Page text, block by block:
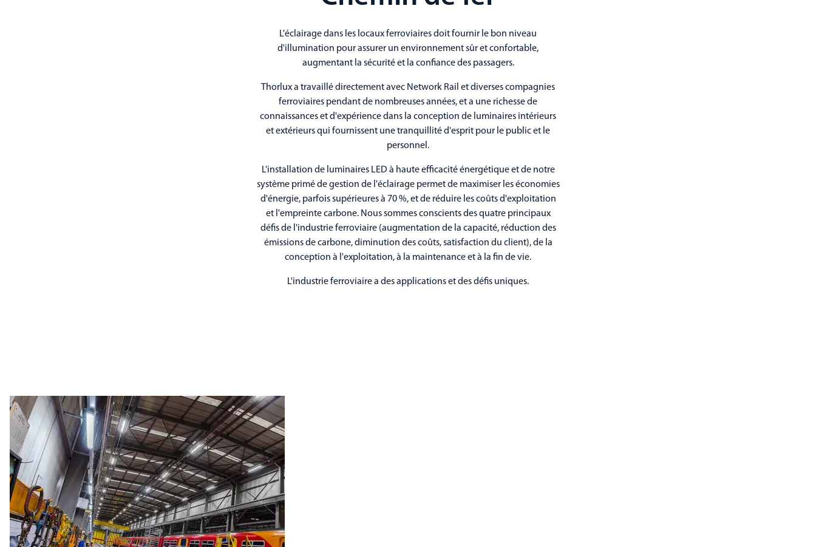
L'éclairage dans les locaux ferroviaires doit fournir le bon niveau
d'illumination pour assurer un environnement sûr et confortable,
augmentant la sécurité et la confiance des passagers.
Thorlux a travaillé directement avec Network Rail et diverses compagnies
ferroviaires pendant de nombreuses années, et a une richesse de
connaissances et d'expérience dans la conception de luminaires intérieurs
et extérieurs qui fournissent une tranquillité d'esprit pour le public et le
personnel.
L'installation de luminaires LED à haute efficacité énergétique et de notre
système primé de gestion de l'éclairage permet de maximiser les économies
d'énergie, parfois supérieures à 70 %, et de réduire les coûts d'exploitation
et l'empreinte carbone. Nous sommes conscients des quatre principaux
défis de l'industrie ferroviaire (augmentation de la capacité, réduction des
émissions de carbone, diminution des coûts, satisfaction du client), de la
conception à l'exploitation, à la maintenance et à la fin de vie.
L'industrie ferroviaire a des applications et des défis uniques.